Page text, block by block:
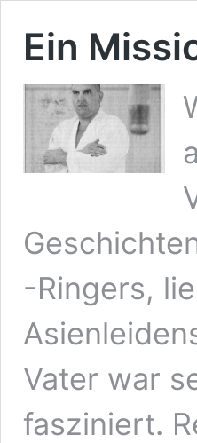
Ein
-Ringers,
Vater war
fasziniert.